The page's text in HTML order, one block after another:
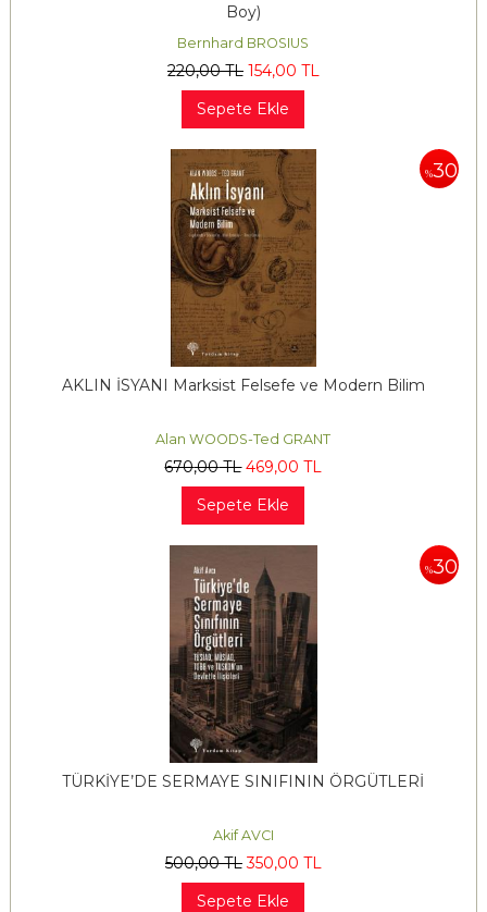
Boy)
Bernhard BROSIUS
220,00TL 154,00 TL
Sepete Ekle
%30
AKLIN İSYANI Marksist Felsefe ve Modern Bilim
Alan WOODS-Ted GRANT
670,00TL 469,00 TL
Sepete Ekle
%30
TÜRKİYE’DE SERMAYE SINIFININ ÖRGÜTLERİ
Akif AVCI
500,00TL 350,00 TL
Sepete Ekle